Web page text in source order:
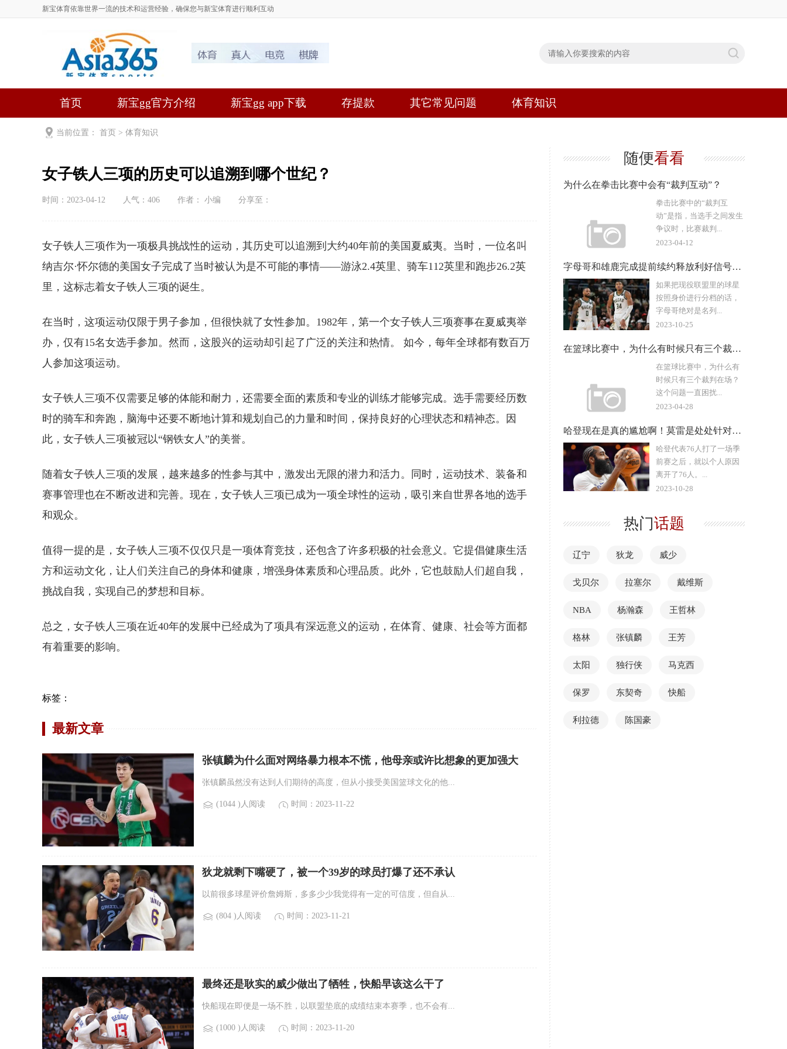
新宝体育依靠世界一流的技术和运营经验，确保您与新宝体育进行顺利互动
首页 新宝gg官方介绍 新宝gg app下载 存提款 其它常见问题 体育知识
当前位置： 首页 > 体育知识
女子铁人三项的历史可以追溯到哪个世纪？
时间：2023-04-12 人气： 406 作者： 小编 分享至：
女子铁人三项作为一项极具挑战性的运动，其历史可以追溯到大约40年前的美国夏威夷。当时，一位名叫
纳吉尔·怀尔德的美国女子完成了当时被认为是不可能的事情——游泳2.4英里、骑车112英里和跑步26.2英
里，这标志着女子铁人三项的诞生。
在当时，这项运动仅限于男子参加，但很快就了女性参加。1982年，第一个女子铁人三项赛事在夏威夷举
办，仅有15名女选手参加。然而，这股兴的运动却引起了广泛的关注和热情。 如今，每年全球都有数百万
人参加这项运动。
女子铁人三项不仅需要足够的体能和耐力，还需要全面的素质和专业的训练才能够完成。选手需要经历数
时的骑车和奔跑，脑海中还要不断地计算和规划自己的力量和时间，保持良好的心理状态和精神态。因
此，女子铁人三项被冠以“钢铁女人”的美誉。
随着女子铁人三项的发展，越来越多的性参与其中，激发出无限的潜力和活力。同时，运动技术、装备和
赛事管理也在不断改进和完善。现在，女子铁人三项已成为一项全球性的运动，吸引来自世界各地的选手
和观众。
值得一提的是，女子铁人三项不仅仅只是一项体育竞技，还包含了许多积极的社会意义。它提倡健康生活
方和运动文化，让人们关注自己的身体和健康，增强身体素质和心理品质。此外，它也鼓励人们超自我，
挑战自我，实现自己的梦想和目标。
总之，女子铁人三项在近40年的发展中已经成为了项具有深远意义的运动，在体育、健康、社会等方面都
有着重要的影响。
标签：
最新文章
张镇麟为什么面对网络暴力根本不慌，他母亲或许比想象的更加强大
张镇麟虽然没有达到人们期待的高度，但从小接受美国篮球文化的他...
(1044 )人阅读 时间：2023-11-22
狄龙就剩下嘴硬了，被一个39岁的球员打爆了还不承认
以前很多球星评价詹姆斯，多多少少我觉得有一定的可信度，但自从...
(804 )人阅读 时间：2023-11-21
最终还是耿实的威少做出了牺牲，快船早该这么干了
快船现在即便是一场不胜，以联盟垫底的成绩结束本赛季，也不会有...
(1000 )人阅读 时间：2023-11-20
随便看看
为什么在拳击比赛中会有“裁判互动”？
拳击比赛中的“裁判互
动”是指，当选手之间发生
争议时，比赛裁判...
2023-04-12
字母哥和雄鹿完成提前续约释放利好信号，利拉德一来字母哥也不走
如果把现役联盟里的球星
按照身价进行分档的话，
字母哥绝对是名列...
2023-10-25
在篮球比赛中，为什么有时候只有三个裁判在场？
在篮球比赛中，为什么有
时候只有三个裁判在场？
这个问题一直困扰...
2023-04-28
哈登现在是真的尴尬啊！莫雷是处处针对他啊！76人是回不去了
哈登代表76人打了一场季
前赛之后，就以个人原因
离开了76人。...
2023-10-28
热门话题
辽宁 狄龙 威少
戈贝尔 拉塞尔 戴维斯
NBA 杨瀚森 王哲林
格林 张镇麟 王芳
太阳 独行侠 马克西
保罗 东契奇 快船
利拉德 陈国豪